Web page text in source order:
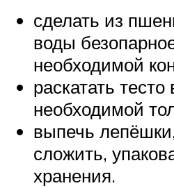
сделать из
воды
необходимой
раскатать
необходимой
выпечь
сложить,
хранения.